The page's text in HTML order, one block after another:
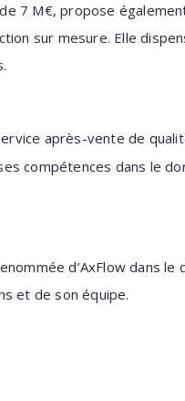
7 M€, propose
sur mesure. Elle
après-vente de
compétences dans le
d’AxFlow dans le
et de son équipe.